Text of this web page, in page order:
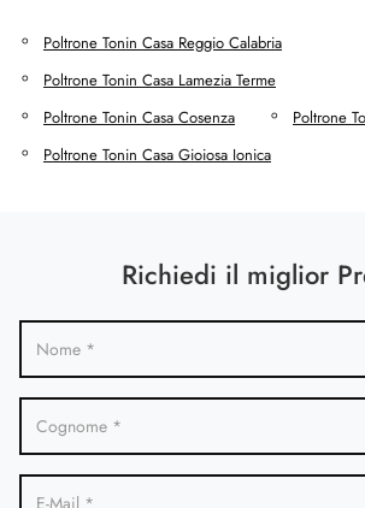
Poltrone Tonin Casa Reggio Calabria
Poltrone Tonin Casa Lamezia Terme
Poltrone Tonin Casa Cosenza
Poltrone
Poltrone Tonin Casa Gioiosa Ionica
Richiedi il miglior